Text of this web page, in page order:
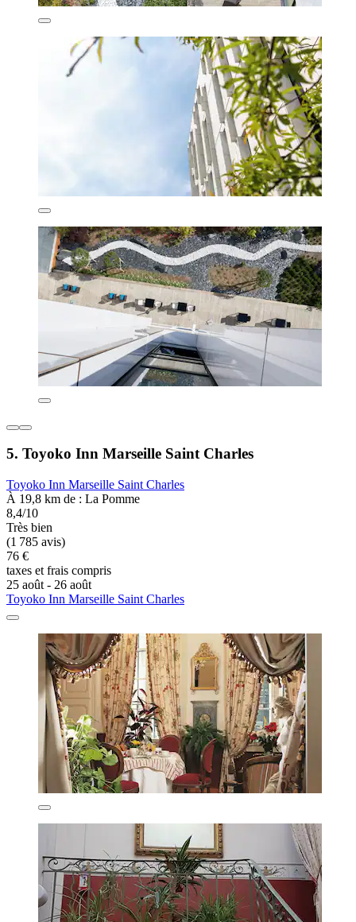
5. Toyoko Inn Marseille Saint Charles
Toyoko Inn Marseille Saint Charles
À 19,8 km de : La Pomme
8,4/10
Très bien
(1 785 avis)
76 €
taxes et frais compris
25 août - 26 août
Toyoko Inn Marseille Saint Charles